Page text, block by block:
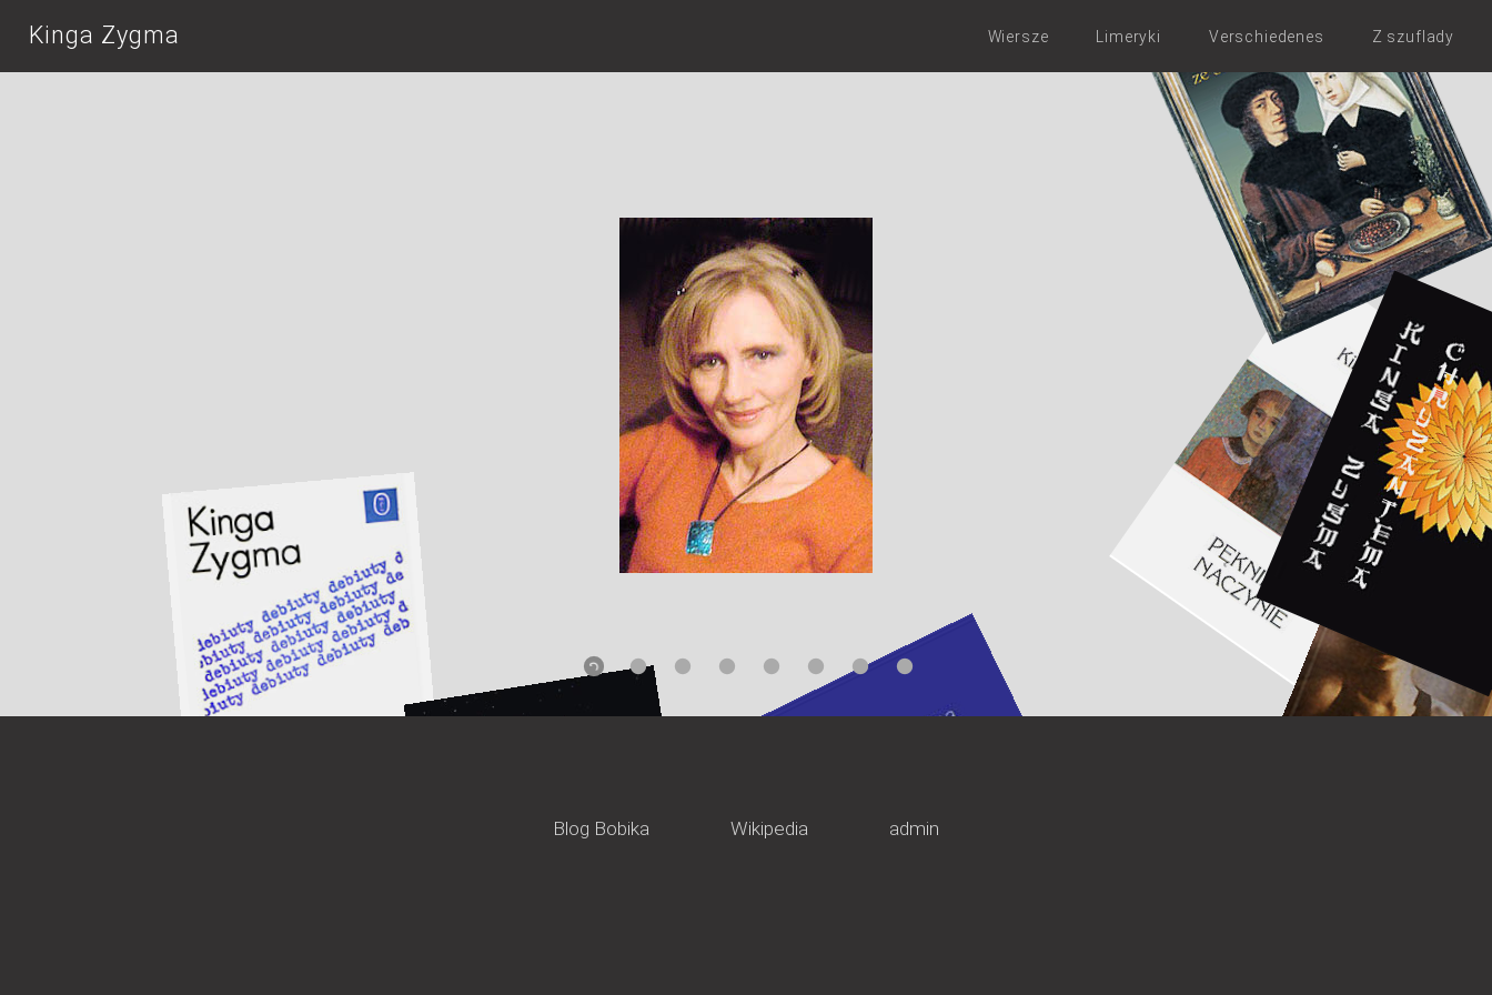
Kinga Zygma Wiersze Limeryki Verschiedenes Z szuflady
Pocieszyć Labradorkę,
wypić herbatę,
pilnować torebki,
nie zapomnieć o
uśmiechu...
Blog Bobika Wikipedia admin